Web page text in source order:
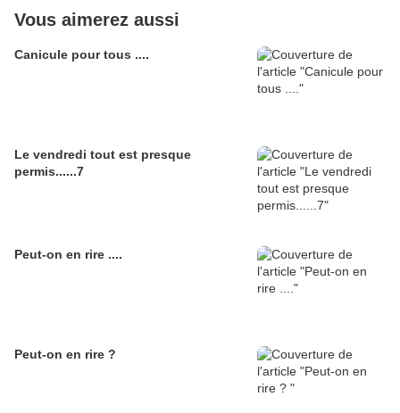
Vous aimerez aussi
Canicule pour tous ....
Le vendredi tout est presque
permis......7
Peut-on en rire ....
Peut-on en rire ?